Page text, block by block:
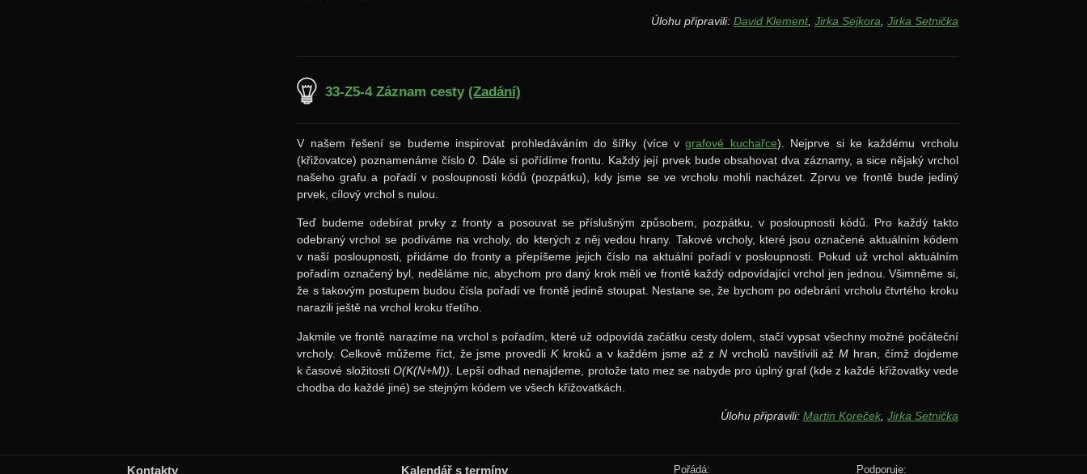
Úlohu připravili: David Klement, Jirka Sejkora Jirka Setnička
33-Z5-4 Záznam cesty (Zadání)
V našem řešení se budeme inspirovat prohledáváním do šířky (více vgrafové kuchařce). Nejprve si ke každému vrcholu
(křižovatce) poznamenáme číslo0 . Dále si pořídíme frontu. Každý její prvek bude obsahovat dva záznamy, a sice nějaký vrchol
našeho grafu a pořadí v posloupnosti kódů (pozpátku), kdy jsme se ve vrcholu mohli nacházet. Zprvu ve frontě bude jediný
prvek, cílový vrchol s nulou.
Teď budeme odebírat prvky z fronty a posouvat se příslušným způsobem, pozpátku, v posloupnosti kódů. Pro každý takto
odebraný vrchol se podíváme na vrcholy, do kterých z něj vedou hrany. Takové vrcholy, které jsou označené aktuálním kódem
v naší posloupnosti, přidáme do fronty a přepíšeme jejich číslo na aktuální pořadí v posloupnosti. Pokud už vrchol aktuálním
pořadím označený byl, neděláme nic, abychom pro daný krok měli ve frontě každý odpovídající vrchol jen jednou. Všimněme si,
že s takovým postupem budou čísla pořadí ve frontě jedině stoupat. Nestane se, že bychom po odebrání vrcholu čtvrtého kroku
narazili ještě na vrchol kroku třetího.
Jakmile ve frontě narazíme na vrchol s pořadím, které už odpovídá začátku cesty dolem, stačí vypsat všechny možné počáteční
vrcholy. Celkově můžeme říct, že jsme provedliKkroků a v každém jsme až z Nvrcholů navštívili ažM hran, čímž dojdeme
k časové složitosti O(K(N+M)) . Lepší odhad nenajdeme, protože tato mez se nabyde pro úplný graf (kde z každé křižovatky vede
chodba do každé jiné) se stejným kódem ve všech křižovatkách.
Úlohu připravili: Martin Koreček, Jirka Setnička
Kontakty Kalendář s termíny Pořádá: Podporuje: